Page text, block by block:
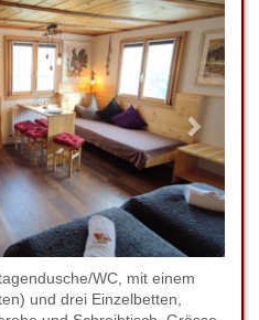
WC, mit einem
und drei Einzelbetten,